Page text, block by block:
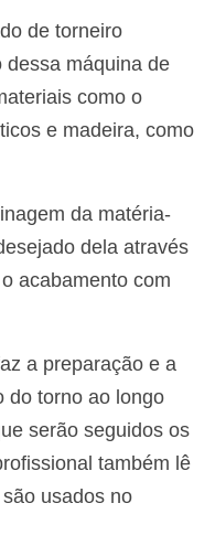
de torneiro
dessa máquina de
como o
e madeira, como
da matéria-
dela através
acabamento com
a preparação e a
do torno ao longo
serão seguidos os
também lê
usados no